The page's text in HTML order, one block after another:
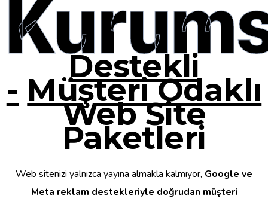
Destekli
- Müşteri Odaklı
Web Site
Paketleri
Web sitenizi yalnızca yayına almakla kalmıyor, Google ve
Meta reklam destekleriyle doğrudan müşteri